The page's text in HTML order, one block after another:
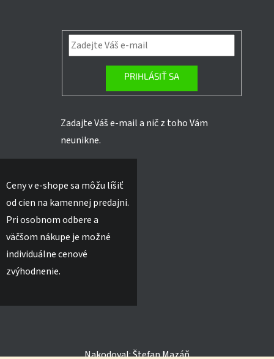
PRIHLÁSIŤ SA
Zadajte Váš e-mail a nič z toho Vám
neunikne.
Ceny v e-shope sa môžu líšiť
od cien na kamennej predajni.
Pri osobnom odbere a
väčšom nákupe je možné
individuálne cenové
zvýhodnenie.
Nakodoval:Štefan Mazáň